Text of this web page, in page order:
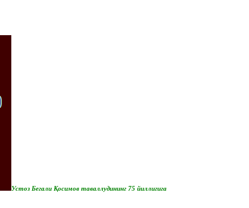
Устоз Бегали Қосимов таваллудининг 75 йиллигига